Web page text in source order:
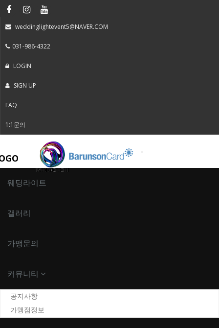
weddinglightevent5@NAVER.COM
031-986-4322
LOGIN
SIGN UP
FAQ
1:1문의
웨딩라이트
갤러리
가맹문의
커뮤니티
공지사항
가맹점정보